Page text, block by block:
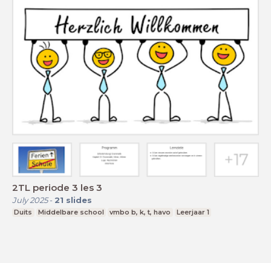
2TL periode 3 les 3
July 2025- 21 slides
Duits Middelbare school vmbo b, k, t, havo Leerjaar 1